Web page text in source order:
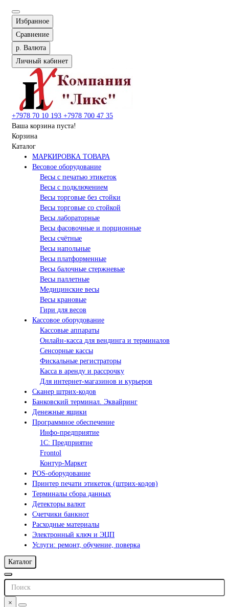
Избранное
Сравнение
р. Валюта
Личный кабинет
+7978 70 10 193 +7978 700 47 35
Ваша корзина пуста!
Корзина
Каталог
МАРКИРОВКА ТОВАРА
Весовое оборудование
Весы с печатью этикеток
Весы с подключением
Весы торговые без стойки
Весы торговые со стойкой
Весы лабораторные
Весы фасовочные и порционные
Весы счётные
Весы напольные
Весы платформенные
Весы балочные стержневые
Весы паллетные
Медицинские весы
Весы крановые
Гири для весов
Кассовое оборудование
Кассовые аппараты
Онлайн-касса для вендинга и терминалов
Сенсорные кассы
Фискальные регистраторы
Касса в аренду и рассрочку
Для интернет-магазинов и курьеров
Сканер штрих-кодов
Банковский терминал. Эквайринг
Денежные ящики
Программное обеспечение
Инфо-предприятие
1С: Предприятие
Frontol
Контур-Маркет
POS-оборудование
Принтер печати этикеток (штрих-кодов)
Терминалы сбора данных
Детекторы валют
Счетчики банкнот
Расходные материалы
Электронный ключ и ЭЦП
Услуги: ремонт, обучение, поверка
Каталог
×